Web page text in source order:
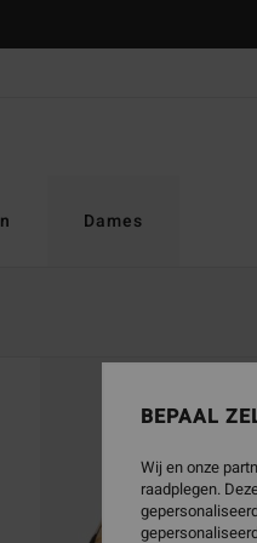
Dames
BEPAAL
Wij en onze
raadplegen.